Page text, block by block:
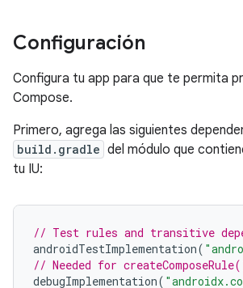
Configuración
Configura tu app para que te permita
Compose.
Primero, agrega las siguientes
build.gradle del módulo que
tu IU:
// Test rules and transitive
androidTestImplementation(
// Needed for
debugImplementation(